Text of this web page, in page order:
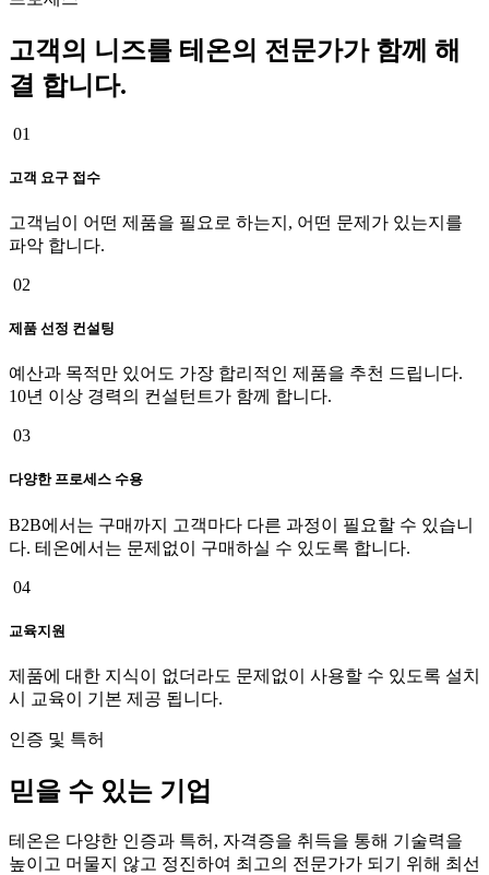
고객의 니즈를 테온의 전문가가 함께 해
결 합니다.
01
고객 요구 접수
고객님이 어떤 제품을 필요로 하는지, 어떤 문제가 있는지를
파악 합니다.
02
제품 선정 컨설팅
예산과 목적만 있어도 가장 합리적인 제품을 추천 드립니다.
10년 이상 경력의 컨설턴트가 함께 합니다.
03
다양한 프로세스 수용
B2B에서는 구매까지 고객마다 다른 과정이 필요할 수 있습니
다. 테온에서는 문제없이 구매하실 수 있도록 합니다.
04
교육지원
제품에 대한 지식이 없더라도 문제없이 사용할 수 있도록 설치
시 교육이 기본 제공 됩니다.
인증 및 특허
믿을 수 있는 기업
테온은 다양한 인증과 특허, 자격증을 취득을 통해 기술력을
높이고 머물지 않고 정진하여 최고의 전문가가 되기 위해 최선